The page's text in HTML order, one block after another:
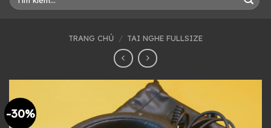
kiếm:
TRANG CHỦ / TAI NGHE FULLSIZE
-30%